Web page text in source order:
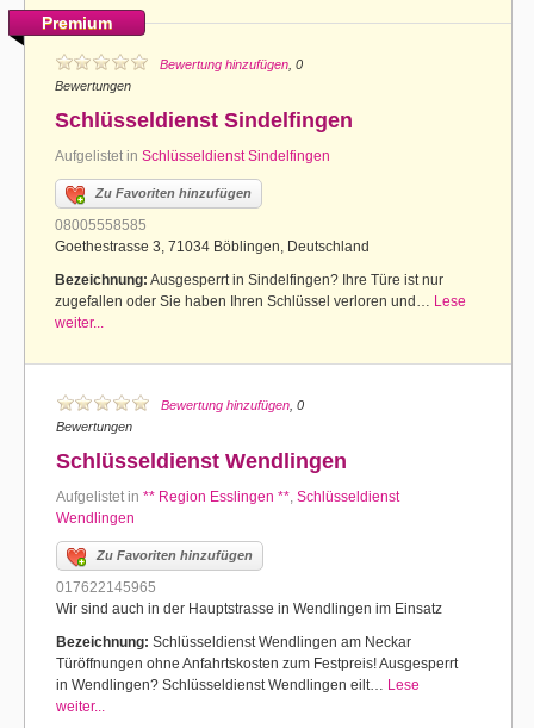
Premium
Bewertung hinzufügen , 0
Bewertungen
Schlüsseldienst Sindelfingen
Aufgelistet in Schlüsseldienst Sindelfingen
Zu Favoriten hinzufügen
08005558585
Goethestrasse 3, 71034 Böblingen, Deutschland
Bezeichnung: Ausgesperrt in Sindelfingen? Ihre Türe ist nur
zugefallen oder Sie haben Ihren Schlüssel verloren und… Lese
weiter...
Bewertung hinzufügen , 0
Bewertungen
Schlüsseldienst Wendlingen
Aufgelistet in ** Region Esslingen **, Schlüsseldienst
Wendlingen
Zu Favoriten hinzufügen
017622145965
Wir sind auch in der Hauptstrasse in Wendlingen im Einsatz
Bezeichnung: Schlüsseldienst Wendlingen am Neckar
Türöffnungen ohne Anfahrtskosten zum Festpreis! Ausgesperrt
in Wendlingen? Schlüsseldienst Wendlingen eilt… Lese
weiter...